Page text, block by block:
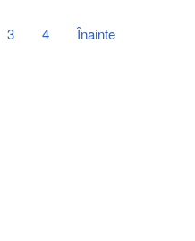
3 4 Înainte